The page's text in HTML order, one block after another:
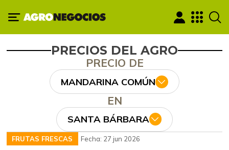
PRECIOS DEL AGRO
PRECIO DE
MANDARINA COMÚN
EN
SANTA BÁRBARA
FRUTAS FRESCAS Fecha: 27 jun 2026